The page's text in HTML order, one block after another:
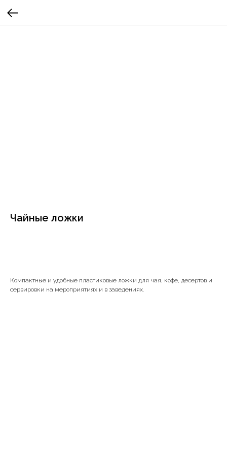
Чайные ложки
Компактные и удобные пластиковые ложки для чая, кофе, десертов и
сервировки на мероприятиях и в заведениях.